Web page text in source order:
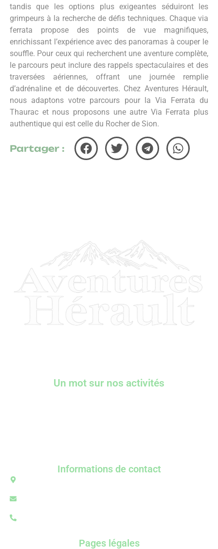
tandis que les options plus exigeantes séduiront les
grimpeurs à la recherche de défis techniques. Chaque via
ferrata propose des points de vue magnifiques,
enrichissant l’expérience avec des panoramas à couper le
souffle. Pour ceux qui recherchent une aventure complète,
le parcours peut inclure des rappels spectaculaires et des
traversées aériennes, offrant une journée remplie
d’adrénaline et de découvertes. Chez Aventures Hérault,
nous adaptons votre parcours pour la Via Ferrata du
Thaurac et nous proposons une autre Via Ferrata plus
authentique qui est celle du Rocher de Sion.
Partager :
Un mot sur nos activités
Informations de contact
Pages légales